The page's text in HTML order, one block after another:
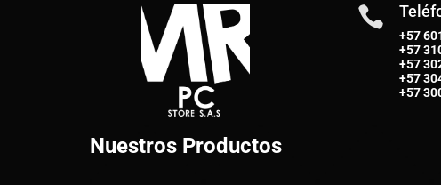

+57
+57
+57
+57
+57
Nuestros Productos